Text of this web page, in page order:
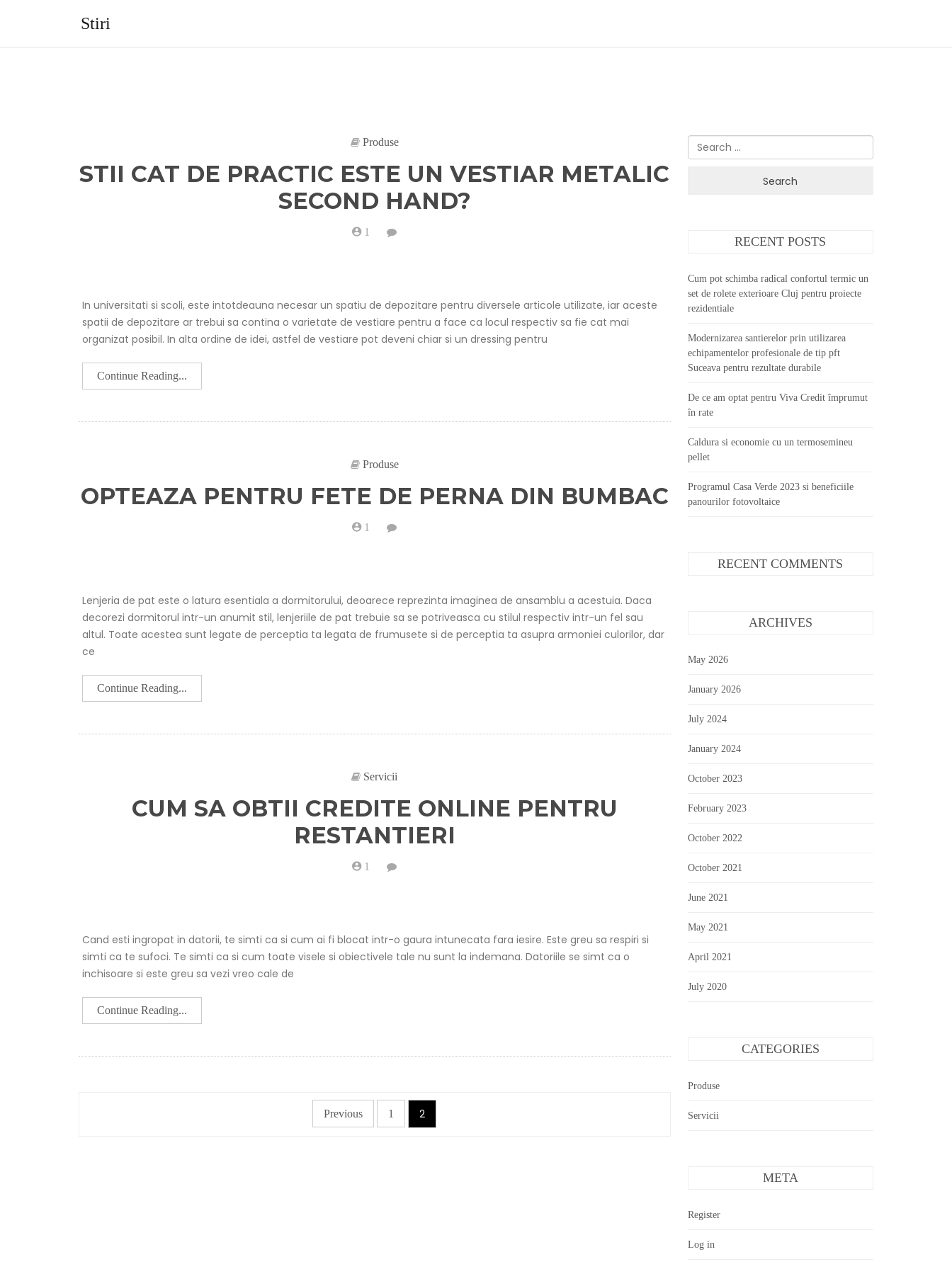
Stiri
Produse
STII CAT DE PRACTIC ESTE UN VESTIAR METALIC
SECOND HAND?
1
vestiar
metalic
second
hand?
In universitati si scoli, este intotdeauna necesar un spatiu de depozitare pentru diversele articole utilizate, iar aceste
spatii de depozitare ar trebui sa contina o varietate de vestiare pentru a face ca locul respectiv sa fie cat mai
organizat posibil. In alta ordine de idei, astfel de vestiare pot deveni chiar si un dressing pentru
Continue Reading...
Produse
OPTEAZA PENTRU FETE DE PERNA DIN BUMBAC
1
bumbac
Lenjeria de pat este o latura esentiala a dormitorului, deoarece reprezinta imaginea de ansamblu a acestuia. Daca
decorezi dormitorul intr-un anumit stil, lenjeriile de pat trebuie sa se potriveasca cu stilul respectiv intr-un fel sau
altul. Toate acestea sunt legate de perceptia ta legata de frumusete si de perceptia ta asupra armoniei culorilor, dar
ce
Continue Reading...
Servicii
CUM SA OBTII CREDITE ONLINE PENTRU
RESTANTIERI
1
restantieri
Cand esti ingropat in datorii, te simti ca si cum ai fi blocat intr-o gaura intunecata fara iesire. Este greu sa respiri si
simti ca te sufoci. Te simti ca si cum toate visele si obiectivele tale nu sunt la indemana. Datoriile se simt ca o
inchisoare si este greu sa vezi vreo cale de
Continue Reading...
Previous 1 2
Search
for:
RECENT POSTS
Cum pot schimba radical confortul termic un
set de rolete exterioare Cluj pentru proiecte
rezidentiale
Modernizarea santierelor prin utilizarea
echipamentelor profesionale de tip pft
Suceava pentru rezultate durabile
De ce am optat pentru Viva Credit împrumut
în rate
Caldura si economie cu un termosemineu
pellet
Programul Casa Verde 2023 si beneficiile
panourilor fotovoltaice
RECENT COMMENTS
ARCHIVES
May 2026
January 2026
July 2024
January 2024
October 2023
February 2023
October 2022
October 2021
June 2021
May 2021
April 2021
July 2020
CATEGORIES
Produse
Servicii
META
Register
Log in